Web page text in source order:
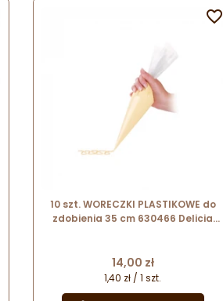
10 szt. WORECZKI PLASTIKOWE do
zdobienia 35 cm 630466 Delicia
Cena
14,00 zł
1,40 zł / 1 szt.
